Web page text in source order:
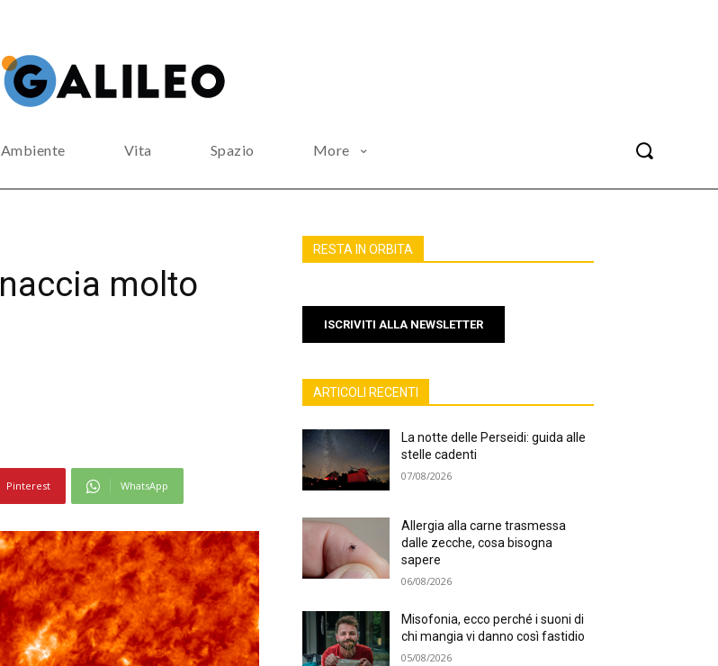
Ambiente Vita Spazio More
molto
Pinterest WhatsApp
RESTA IN ORBITA
ISCRIVITI ALLA NEWSLETTER
ARTICOLI RECENTI
La notte delle Perseidi: guida alle
stelle cadenti
07/08/2026
Allergia alla carne trasmessa
dalle zecche, cosa bisogna
sapere
06/08/2026
Misofonia, ecco perché i suoni di
chi mangia vi danno così fastidio
05/08/2026